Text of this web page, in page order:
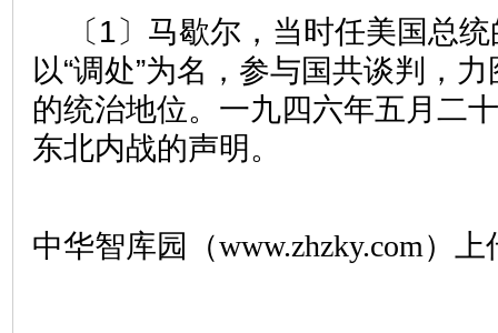
〔1〕马歇尔，当时任美国总
以“调处”为名，参与国共谈判，
的统治地位。一九四六年五月二
东北内战的声明。
中华智库园（www.zhzky.com）上